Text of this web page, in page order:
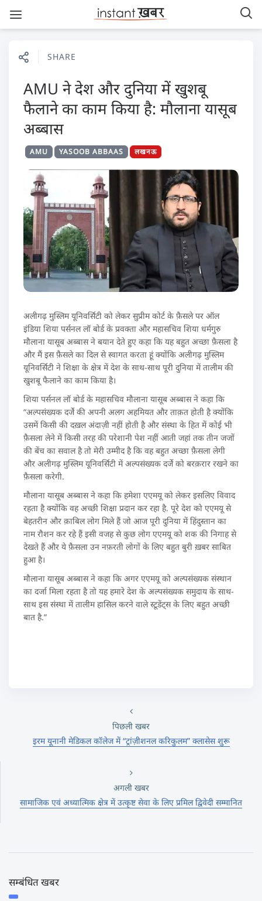
SHARE
AMU ने देश और दुनिया में खुशबू
फैलाने का काम किया है: मौलाना यासूब
अब्बास
AMU YASOOB ABBAAS लखनऊ
अलीगढ़ मुस्लिम यूनिवर्सिटी को लेकर सुप्रीम कोर्ट के फ़ैसले पर ऑल
इंडिया शिया पर्सनल लॉ बोर्ड के प्रवक्ता और महासचिव शिया धर्मगुरु
मौलाना यासूब अब्बास ने बयान देते हुए कहा कि यह बहुत अच्छा फ़ैसला है
और मैं इस फ़ैसले का दिल से स्वागत करता हूं क्योंकि अलीगढ़ मुस्लिम
यूनिवर्सिटी ने शिक्षा के क्षेत्र में देश के साथ-साथ पूरी दुनिया में तालीम की
खुशबू फैलाने का काम किया है।
शिया पर्सनल लॉ बोर्ड के महासचिव मौलाना यासूब अब्बास ने कहा कि
“अल्पसंख्यक दर्जे की अपनी अलग अहमियत और ताक़त होती है क्योंकि
उसमें किसी की दख़ल अंदाज़ी नहीं होती है और संस्था के हित में कोई भी
फ़ैसला लेने में किसी तरह की परेशानी पेश नहीं आती जहां तक तीन जजों
की बेंच का सवाल है तो मेरी उम्मीद है कि वह बहुत अच्छा फ़ैसला लेगी
और अलीगढ़ मुस्लिम यूनिवर्सिटी में अल्पसंख्यक दर्जे को बरक़रार रखने का
फ़ैसला करेगी.
मौलाना यासूब अब्बास ने कहा कि हमेशा एएमयू को लेकर इसलिए विवाद
रहता है क्योंकि वह अच्छी शिक्षा प्रदान कर रहा है. पूरे देश को एएमयू से
बेहतरीन और क़ाबिल लोग मिले हैं जो आज पूरी दुनिया में हिंदुस्तान का
नाम रौशन कर रहे हैं इसी वजह से कुछ लोग एएमयू को शक की निगाह से
देखते हैं और ये फ़ैसला उन नफ़रती लोगों के लिए बहुत बुरी ख़बर साबित
हुआ है।
मौलाना यासूब अब्बास ने कहा कि अगर एएमयू को अल्पसंख्यक संस्थान
का दर्जा मिला रहता है तो यह हमारे देश के अल्पसंख्यक समुदाय के साथ-
साथ इस संस्था में तालीम हासिल करने वाले स्टूडेंट्स के लिए बहुत अच्छी
बात है.”
पिछली खबर
इरम यूनानी मेडिकल कॉलेज में “ट्रांज़ीशनल करिकुलम” क्लासेस शुरू
अगली खबर
सामाजिक एवं अध्यात्मिक क्षेत्र में उत्कृष्ट सेवा के लिए प्रमिल द्विवेदी सम्मानित
सम्बंधित खबर